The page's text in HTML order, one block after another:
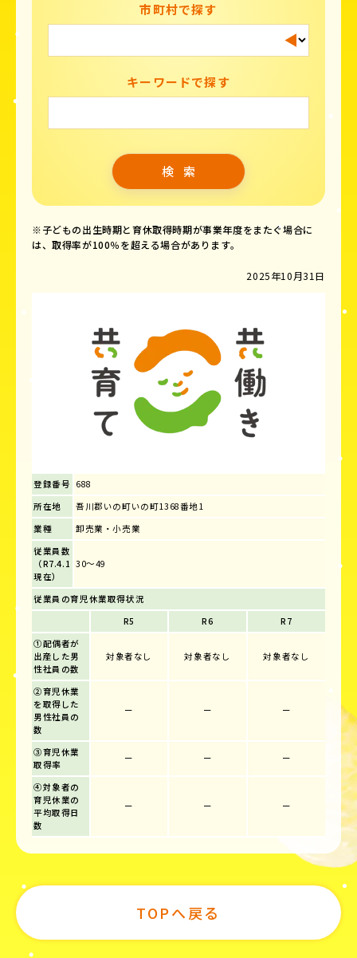
市町村で探す
キーワードで探す
※子どもの出生時期と育休取得時期が事業年度をまたぐ場合に
は、取得率が100％を超える場合があります。
2025年10月31日
登録番号 688
所在地
吾川郡いの町いの町1368番地1
業種
卸売業・小売業
従業員数
（R7.4.1
現在）
30～49
従業員の育児休業取得状況
R5
R6
R7
①配偶者が
出産した男
性社員の数
対象者なし 対象者なし 対象者なし
②育児休業
を取得した
男性社員の
数
ー ー ー
③育児休業
取得率
ー ー ー
④対象者の
育児休業の
平均取得日
数
ー ー ー
TOPへ戻る